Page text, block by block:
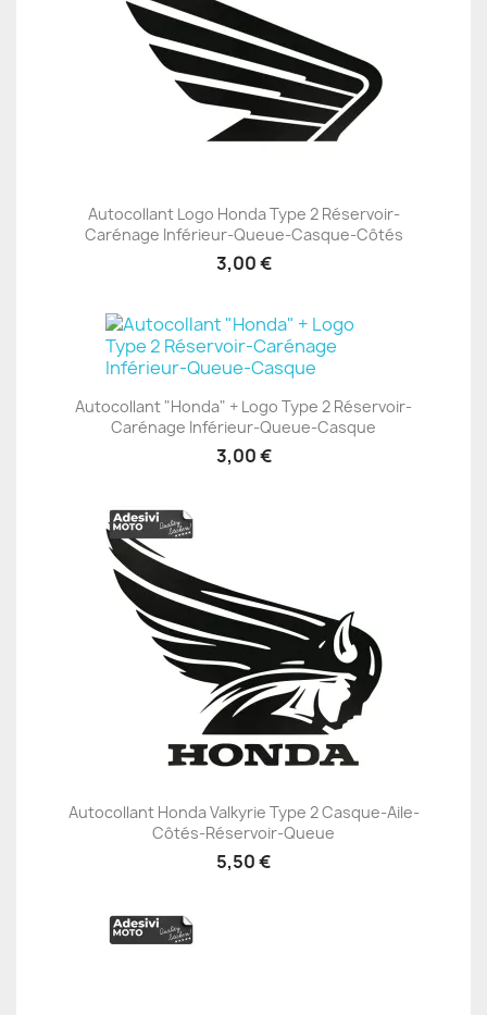
Autocollant Logo Honda Type 2 Réservoir-
Carénage Inférieur-Queue-Casque-Côtés
3,00 €
Autocollant "Honda" + Logo Type 2 Réservoir-
Carénage Inférieur-Queue-Casque
3,00 €
Autocollant Honda Valkyrie Type 2 Casque-Aile-
Côtés-Réservoir-Queue
5,50 €